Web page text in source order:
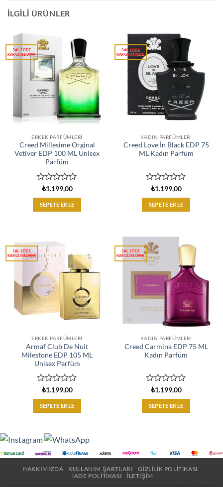
İLGILI ÜRÜNLER
ERKEK PARFÜMLERI
Creed Millesime Orginal
Vetiver EDP 100 ML Unisex
Parfüm
üzerinden
0
oy
₺1.199,00
SEPETE EKLE
KADIN PARFÜMLERI
Creed Love İn Black EDP 75
ML Kadın Parfüm
üzerinden
0
oy
₺1.199,00
SEPETE EKLE
ERKEK PARFÜMLERI
Armaf Club De Nuit
Milestone EDP 105 ML
Unisex Parfüm
üzerinden
0
oy
₺1.199,00
SEPETE EKLE
KADIN PARFÜMLERI
Creed Carmina EDP 75 ML
Kadın Parfüm
üzerinden
0
oy
₺1.199,00
SEPETE EKLE
HAKKIMIZDA KULLANIM ŞARTLARI
GIZLILIK POLITIKASI
İADE POLITIKASI
İLETIŞIM